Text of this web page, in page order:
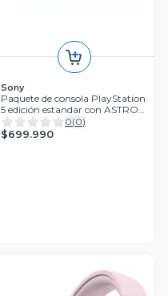
Sony
Paquete de consola PlayStation
5 edición estandar con ASTRO
BOT y Gran Turismo 7
0(0)
$699.990